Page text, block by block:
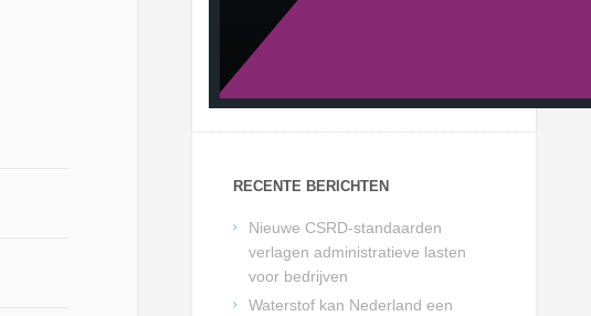
RECENTE BERICHTEN
Nieuwe CSRD-standaarden
verlagen administratieve lasten
voor bedrijven
Waterstof kan Nederland een